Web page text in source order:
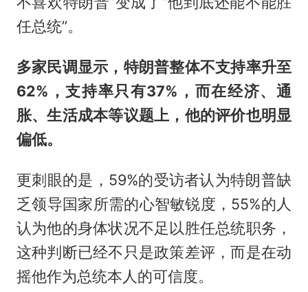
任总统”。
多家民调显示，特朗普整体不支持率升至
62%，支持率只有37%，而在经济、通
胀、生活成本等议题上，他的评价也明显
偏低。
更刺眼的是，59%的受访者认为特朗普缺
乏领导国家所需的心智敏锐度，55%的人
认为他的身体状况不足以胜任总统职务，
这种判断已经不只是政策差评，而是在动
摇他作为总统本人的可信度。